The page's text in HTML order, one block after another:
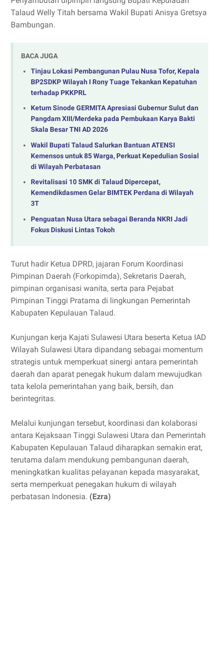
Talaud Welly Titah bersama Wakil Bupati Anisya Gretsya
Bambungan.
BACA JUGA
Tinjau Lokasi Pembangunan Pulau Nusa Tofor, Kepala
BP2SDKP Wilayah I Rony Tuage Tekankan Kepatuhan
terhadap PKKPRL
Ketum Sinode GERMITA Apresiasi Gubernur Sulut dan
Pangdam XIII/Merdeka pada Pembukaan Karya Bakti
Skala Besar TNI AD 2026
Wakil Bupati Talaud Salurkan Bantuan ATENSI
Kemensos untuk 85 Warga, Perkuat Kepedulian Sosial
di Wilayah Perbatasan
Revitalisasi 10 SMK di Talaud Dipercepat,
Kemendikdasmen Gelar BIMTEK Perdana di Wilayah
3T
Penguatan Nusa Utara sebagai Beranda NKRI Jadi
Fokus Diskusi Lintas Tokoh
Turut hadir Ketua DPRD, jajaran Forum Koordinasi
Pimpinan Daerah (Forkopimda), Sekretaris Daerah,
pimpinan organisasi wanita, serta para Pejabat
Pimpinan Tinggi Pratama di lingkungan Pemerintah
Kabupaten Kepulauan Talaud.
Kunjungan kerja Kajati Sulawesi Utara beserta Ketua IAD
Wilayah Sulawesi Utara dipandang sebagai momentum
strategis untuk memperkuat sinergi antara pemerintah
daerah dan aparat penegak hukum dalam mewujudkan
tata kelola pemerintahan yang baik, bersih, dan
berintegritas.
Melalui kunjungan tersebut, koordinasi dan kolaborasi
antara Kejaksaan Tinggi Sulawesi Utara dan Pemerintah
Kabupaten Kepulauan Talaud diharapkan semakin erat,
terutama dalam mendukung pembangunan daerah,
meningkatkan kualitas pelayanan kepada masyarakat,
serta memperkuat penegakan hukum di wilayah
perbatasan Indonesia. (Ezra)